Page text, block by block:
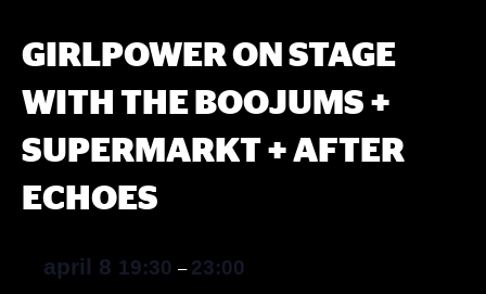
GIRLPOWER ON STAGE
WITH THE BOOJUMS +
SUPERMARKT + AFTER
ECHOES
april 8 19:30 – 23:00